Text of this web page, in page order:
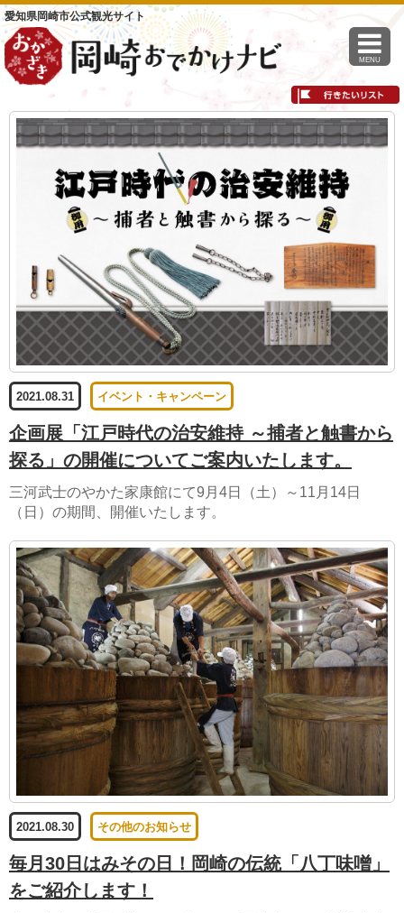
愛知県岡崎市公式観光サイト
MENU
2021.08.31 イベント・キャンペーン
企画展「江戸時代の治安維持 ～捕者と触書から
探る」の開催についてご案内いたします。
三河武士のやかた家康館にて9月4日（土）～11月14日
（日）の期間、開催いたします。
2021.08.30 その他のお知らせ
毎月30日はみその日！岡崎の伝統「八丁味噌」
をご紹介します！